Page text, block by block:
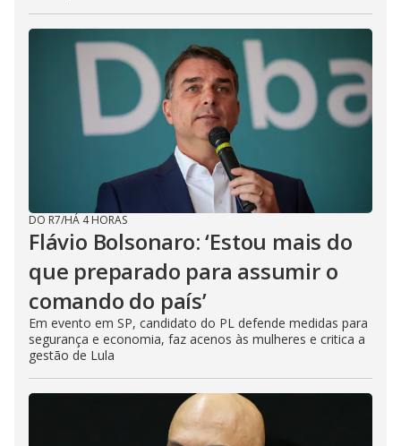
DO R7/HÁ 4 HORAS
Flávio Bolsonaro: ‘Estou mais do
que preparado para assumir o
comando do país’
Em evento em SP, candidato do PL defende medidas para
segurança e economia, faz acenos às mulheres e critica a
gestão de Lula